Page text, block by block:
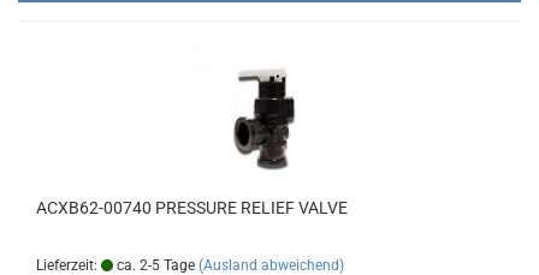
ACXB62-00740 PRESSURE RELIEF VALVE
Lieferzeit: ca. 2-5 Tage (Ausland abweichend)